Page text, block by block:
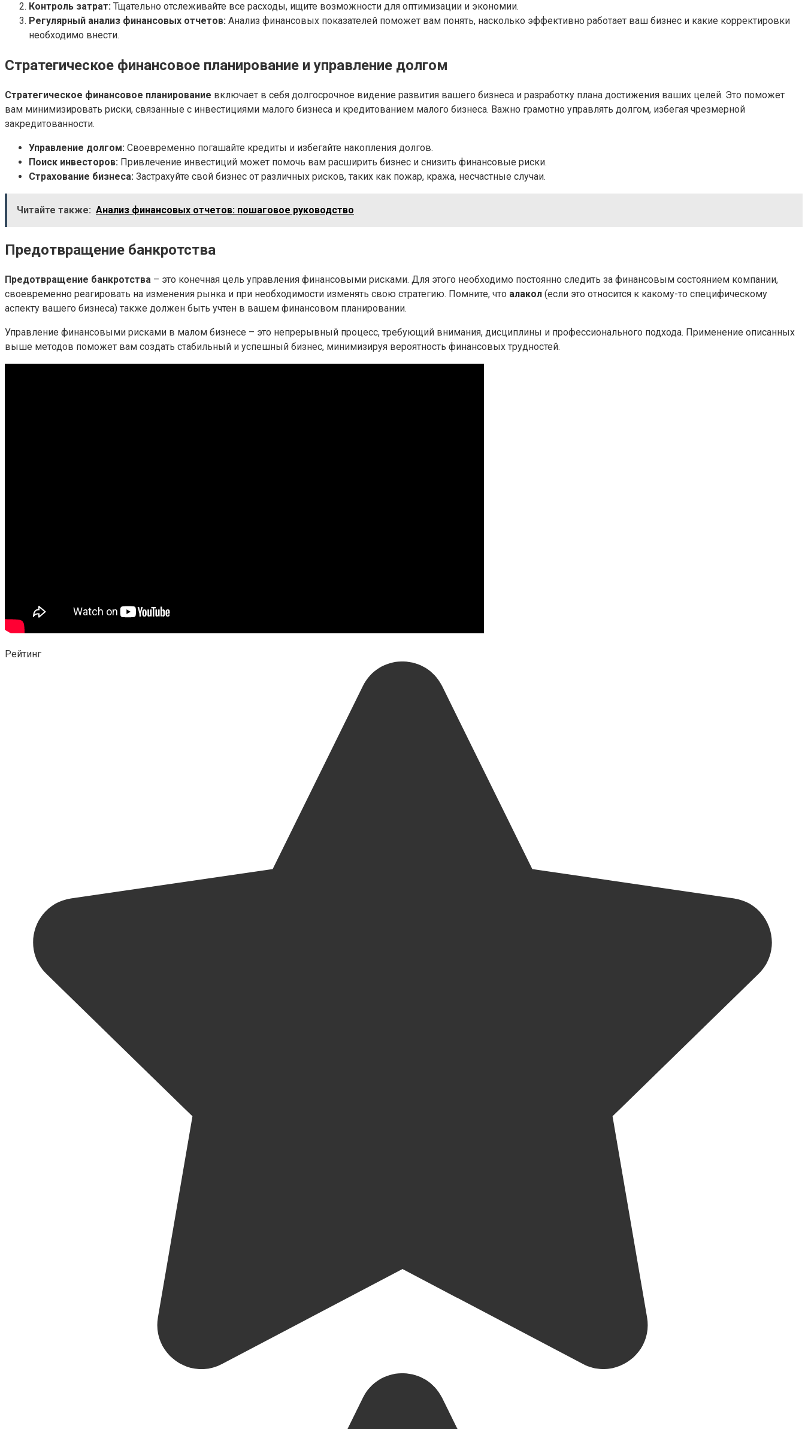
Контроль затрат: Тщательно отслеживайте все расходы, ищите возможности для оптимизации и экономии.
Регулярный анализ финансовых отчетов: Анализ финансовых показателей поможет вам понять, насколько эффективно работает ваш бизнес и какие корректировки
необходимо внести.
Стратегическое финансовое планирование и управление долгом
Стратегическое финансовое планирование включает в себя долгосрочное видение развития вашего бизнеса и разработку плана достижения ваших целей. Это поможет
вам минимизировать риски, связанные с инвестициями малого бизнеса и кредитованием малого бизнеса. Важно грамотно управлять долгом, избегая чрезмерной
закредитованности.
Управление долгом: Своевременно погашайте кредиты и избегайте накопления долгов.
Поиск инвесторов: Привлечение инвестиций может помочь вам расширить бизнес и снизить финансовые риски.
Страхование бизнеса: Застрахуйте свой бизнес от различных рисков, таких как пожар, кража, несчастные случаи.
Читайте также: Анализ финансовых отчетов: пошаговое руководство
Предотвращение банкротства
Предотвращение банкротства – это конечная цель управления финансовыми рисками. Для этого необходимо постоянно следить за финансовым состоянием компании,
своевременно реагировать на изменения рынка и при необходимости изменять свою стратегию. Помните, что алакол (если это относится к какому-то специфическому
аспекту вашего бизнеса) также должен быть учтен в вашем финансовом планировании.
Управление финансовыми рисками в малом бизнесе – это непрерывный процесс, требующий внимания, дисциплины и профессионального подхода. Применение описанных
выше методов поможет вам создать стабильный и успешный бизнес, минимизируя вероятность финансовых трудностей.
Рейтинг